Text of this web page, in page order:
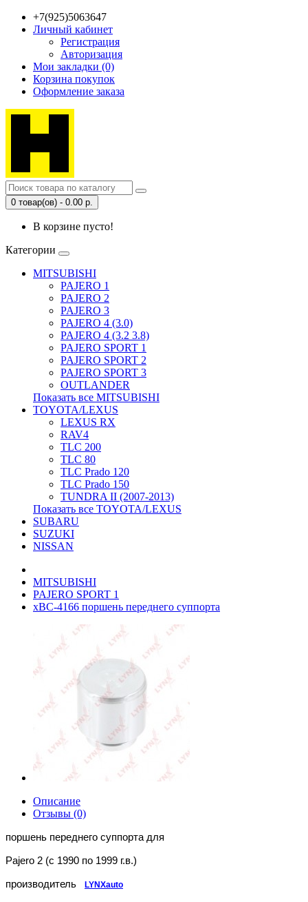
+7(925)5063647
Личный кабинет
Регистрация
Авторизация
Мои закладки (0)
Корзина покупок
Оформление заказа
0 товар(ов) - 0.00 р.
В корзине пусто!
Категории
MITSUBISHI
PAJERO 1
PAJERO 2
PAJERO 3
PAJERO 4 (3.0)
PAJERO 4 (3.2 3.8)
PAJERO SPORT 1
PAJERO SPORT 2
PAJERO SPORT 3
OUTLANDER
Показать все MITSUBISHI
TOYOTA/LEXUS
LEXUS RX
RAV4
TLC 200
TLC 80
TLC Prado 120
TLC Prado 150
TUNDRA II (2007-2013)
Показать все TOYOTA/LEXUS
SUBARU
SUZUKI
NISSAN
MITSUBISHI
PAJERO SPORT 1
xBC-4166 поршень переднего суппорта
Описание
Отзывы (0)
поршень переднего суппорта для
Pajero 2 (c 1990 по 1999 г.в.)
производитель
LYNXauto